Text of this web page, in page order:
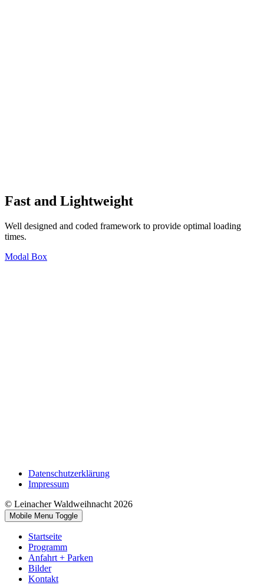
Fast and Lightweight
Well designed and coded framework to provide optimal loading
times.
Modal Box
Datenschutzerklärung
Impressum
© Leinacher Waldweihnacht 2026
Mobile Menu Toggle
Startseite
Programm
Anfahrt + Parken
Bilder
Kontakt